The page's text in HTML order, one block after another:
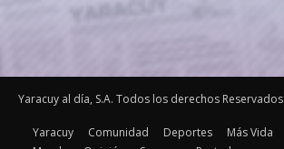
Yaracuy al día, S.A. Todos los derechos Reservados
Yaracuy Comunidad Deportes Más Vida